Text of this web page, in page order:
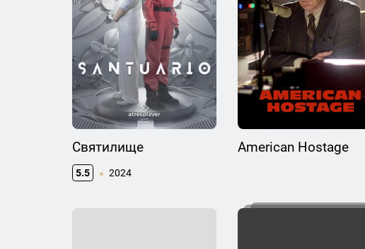
Святилище
5.5 2024
American Hostage